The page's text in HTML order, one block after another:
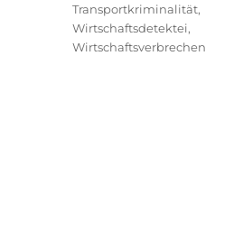
Transportkriminalität,
Wirtschaftsdetektei,
Wirtschaftsverbrechen